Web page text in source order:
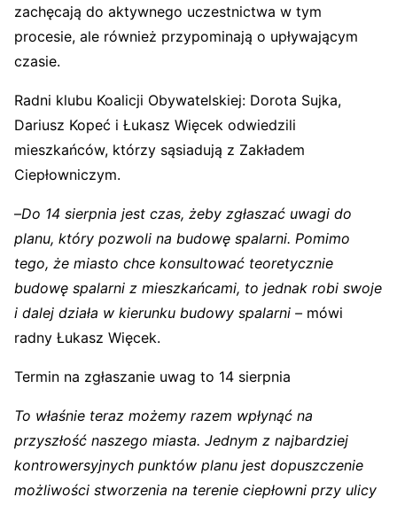
zachęcają do aktywnego uczestnictwa w tym
procesie, ale również przypominają o upływającym
czasie.
Radni klubu Koalicji Obywatelskiej: Dorota Sujka,
Dariusz Kopeć i Łukasz Więcek odwiedzili
mieszkańców, którzy sąsiadują z Zakładem
Ciepłowniczym.
–Do 14 sierpnia jest czas, żeby zgłaszać uwagi do
planu, który pozwoli na budowę spalarni. Pomimo
tego, że miasto chce konsultować teoretycznie
budowę spalarni z mieszkańcami, to jednak robi swoje
i dalej działa w kierunku budowy spalarni – mówi
radny Łukasz Więcek.
Termin na zgłaszanie uwag to 14 sierpnia
To właśnie teraz możemy razem wpłynąć na
przyszłość naszego miasta. Jednym z najbardziej
kontrowersyjnych punktów planu jest dopuszczenie
możliwości stworzenia na terenie ciepłowni przy ulicy